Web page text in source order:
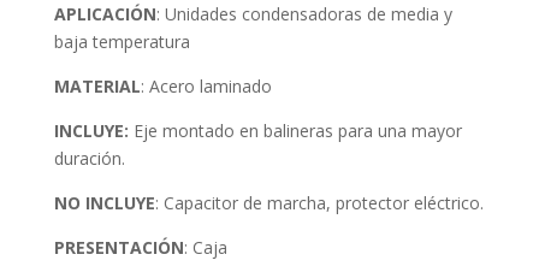
APLICACIÓN: Unidades condensadoras de media y
baja temperatura
MATERIAL: Acero laminado
INCLUYE: Eje montado en balineras para una mayor
duración.
NO INCLUYE: Capacitor de marcha, protector eléctrico.
PRESENTACIÓN: Caja